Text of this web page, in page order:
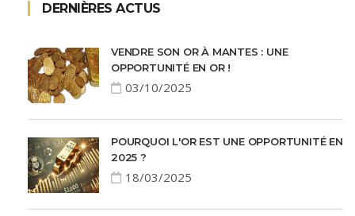
DERNIÈRES ACTUS
VENDRE SON OR À MANTES : UNE
OPPORTUNITÉ EN OR !
03/10/2025
POURQUOI L'OR EST UNE OPPORTUNITÉ EN
2025 ?
18/03/2025